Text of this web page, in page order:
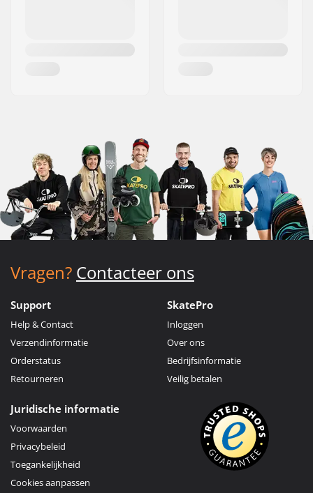
Vragen? Contacteer ons
Support
Help & Contact
Verzendinformatie
Orderstatus
Retourneren
SkatePro
Inloggen
Over ons
Bedrijfsinformatie
Veilig betalen
Juridische informatie
Voorwaarden
Privacybeleid
Toegankelijkheid
Cookies aanpassen